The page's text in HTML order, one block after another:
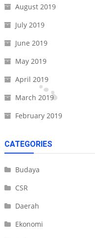
August 2019
July 2019
June 2019
May 2019
April 2019
March 2019
February 2019
CATEGORIES
Budaya
CSR
Daerah
Ekonomi